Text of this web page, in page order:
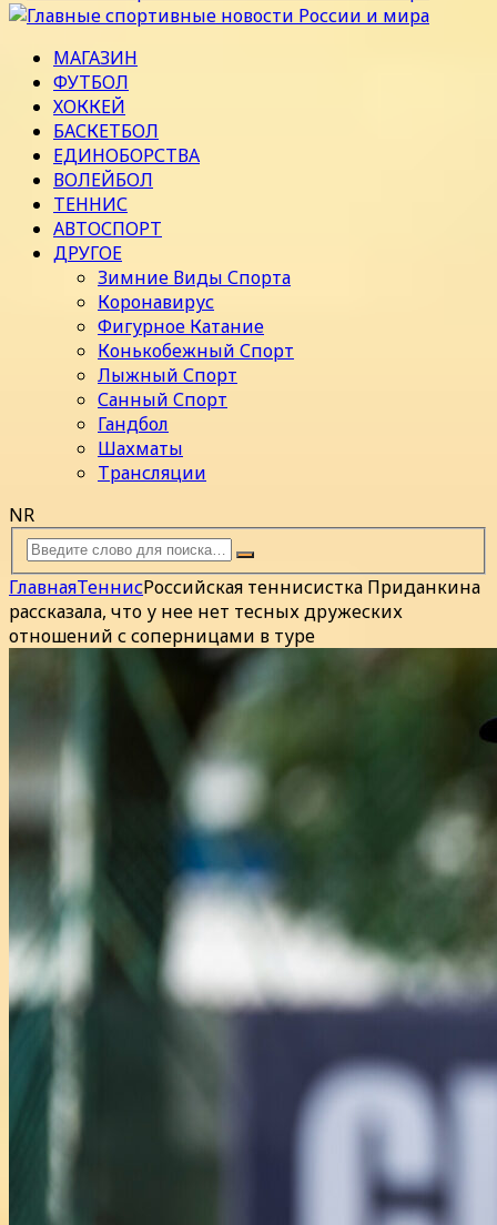
МАГАЗИН
ФУТБОЛ
ХОККЕЙ
БАСКЕТБОЛ
ЕДИНОБОРСТВА
ВОЛЕЙБОЛ
ТЕННИС
АВТОСПОРТ
ДРУГОЕ
Зимние Виды Спорта
Коронавирус
Фигурное Катание
Конькобежный Спорт
Лыжный Спорт
Санный Спорт
Гандбол
Шахматы
Трансляции
NR
ГлавнаяТеннисРоссийская теннисистка Приданкина
рассказала, что у нее нет тесных дружеских
отношений с соперницами в туре